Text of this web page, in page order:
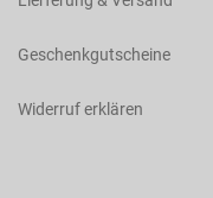
Geschenkgutscheine
Widerruf erklären